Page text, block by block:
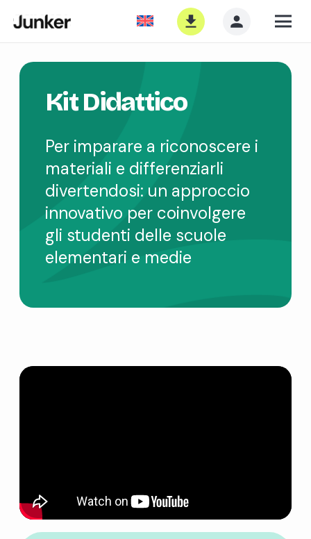
Kit Didattico
Per imparare a riconoscere i
materiali e differenziarli
divertendosi: un approccio
innovativo per coinvolgere
gli studenti delle scuole
elementari e medie